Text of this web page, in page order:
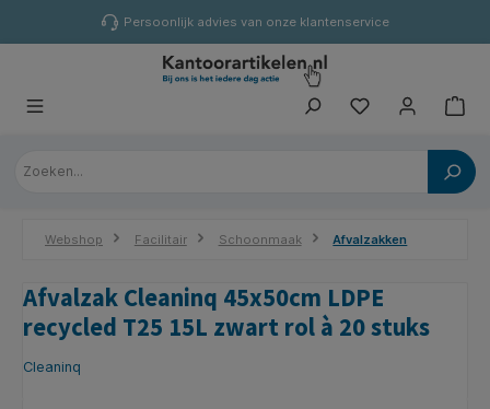
Persoonlijk advies van onze klantenservice
Webshop Facilitair Schoonmaak Afvalzakken
Afvalzak Cleaninq 45x50cm LDPE
recycled T25 15L zwart rol à 20 stuks
Cleaninq